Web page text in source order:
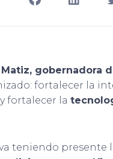
gobernadora
fortalecer la
fortalecer la
teniendo presente